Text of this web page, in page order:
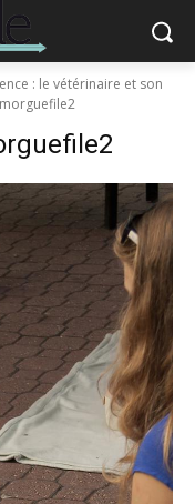
: le vétérinaire et son